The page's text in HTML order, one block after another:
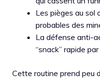
Les pièges au sol
probables des
La défense anti-
“snack” rapide
Cette routine prend peu